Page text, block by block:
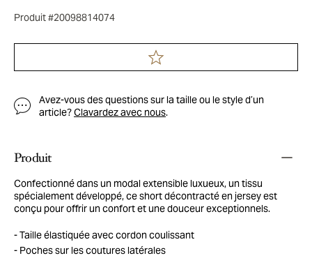
Produit #20098814074
Avez-vous des questions sur la taille ou le style d’un
article?Clavardez avec nous.
Produit
Confectionné dans un modal extensible luxueux, un tissu
spécialement développé, ce short décontracté en jersey est
conçu pour offrir un confort et une douceur exceptionnels.
Taille élastiquée avec cordon coulissant
Poches sur les coutures latérales